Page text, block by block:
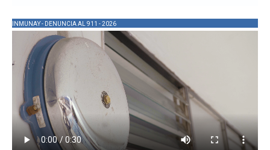
INMUNAY - DENUNCIA AL 911 - 2026